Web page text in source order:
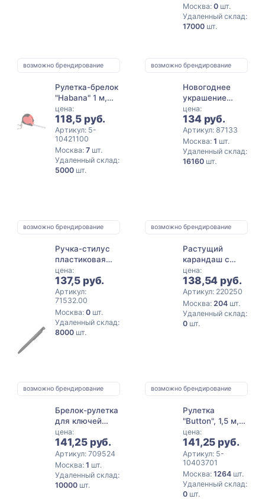
Москва:0 шт.
Удаленный склад:
17000 шт.
возможно брендирование
Рулетка-брелок
"Habana" 1 м,
ярко-синий
цена:
118,5 руб.
Артикул: 5-
10421100
Москва: 7шт.
Удаленный склад:
5000шт.
возможно брендирование
Новогоднее
украшение
Елочка Синяя
из
полипропилена
на подставке из
древесины
сосны /
цена:
134 руб.
Артикул: 87133
Москва:1 шт.
Удаленный склад:
16160 шт.
возможно брендирование
Ручка-стилус
пластиковая
шариковая
многофункциональная
(6 функций)
«Multy», черный
цена:
137,5 руб.
Артикул:
71532.00
Москва: 0шт.
Удаленный склад:
8000шт.
возможно брендирование
Растущий
карандаш с
семенами мяты
цена:
138,54 руб.
Артикул: 220250
Москва:204 шт.
Удаленный склад:
0 шт.
возможно брендирование
Брелок-рулетка
для ключей
"Лампочка",
желтый/
серебристый
цена:
141,25 руб.
Артикул: 709524
Москва: 1 шт.
Удаленный склад:
10000шт.
возможно брендирование
Рулетка
"Button", 1,5 м,
белый
цена:
141,25 руб.
Артикул: 5-
10403701
Москва:1264 шт.
Удаленный склад:
0 шт.